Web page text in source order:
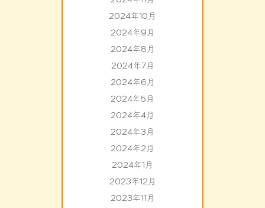
2024年10月
2024年9月
2024年8月
2024年7月
2024年6月
2024年5月
2024年4月
2024年3月
2024年2月
2024年1月
2023年12月
2023年11月